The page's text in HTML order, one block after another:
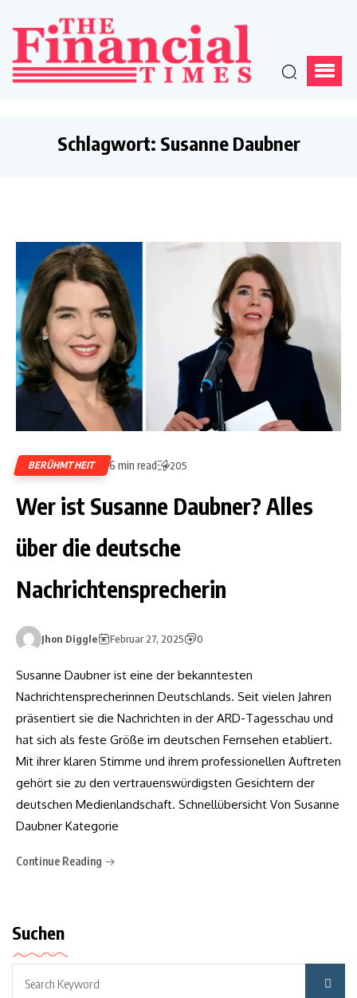
Schlagwort: Susanne Daubner
BERÜHMTHEIT 6 min read 205
Wer ist Susanne Daubner? Alles
über die deutsche
Nachrichtensprecherin
Jhon Diggle Februar 27, 2025 0
Susanne Daubner ist eine der bekanntesten
Nachrichtensprecherinnen Deutschlands. Seit vielen Jahren
präsentiert sie die Nachrichten in der ARD-Tagesschau und
hat sich als feste Größe im deutschen Fernsehen etabliert.
Mit ihrer klaren Stimme und ihrem professionellen Auftreten
gehört sie zu den vertrauenswürdigsten Gesichtern der
deutschen Medienlandschaft. Schnellübersicht Von Susanne
Daubner Kategorie
Continue Reading
Suchen